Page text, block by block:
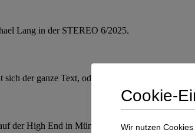
Lang in der STEREO 6/2025.
sich der ganze Text, oder besser das ganze Heft !
der High End in München selbst erlebt ?
Cookie-
Wir nutzen